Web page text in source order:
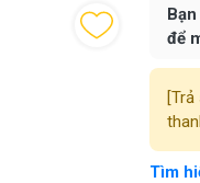
để
[Trả
Tìm